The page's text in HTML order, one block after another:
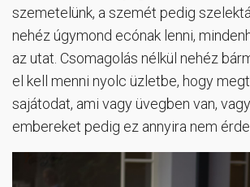
szemetelünk, a szemét pedig
nehéz úgymond ecónak lenni,
az utat. Csomagolás nélkül nehéz
el kell menni nyolc üzletbe, hogy
sajátodat, ami vagy üvegben van,
embereket pedig ez annyira nem